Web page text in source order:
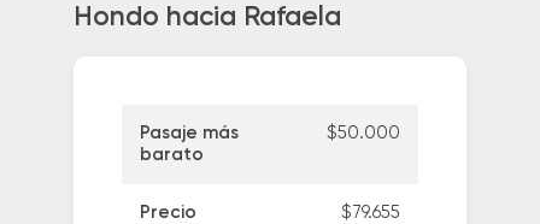
Hondo hacia Rafaela
Pasaje más
barato
$50.000
Precio
$79.655